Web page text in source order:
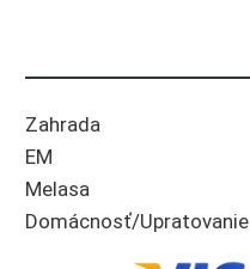
Zahrada
EM
Melasa
Domácnosť/Upratovanie